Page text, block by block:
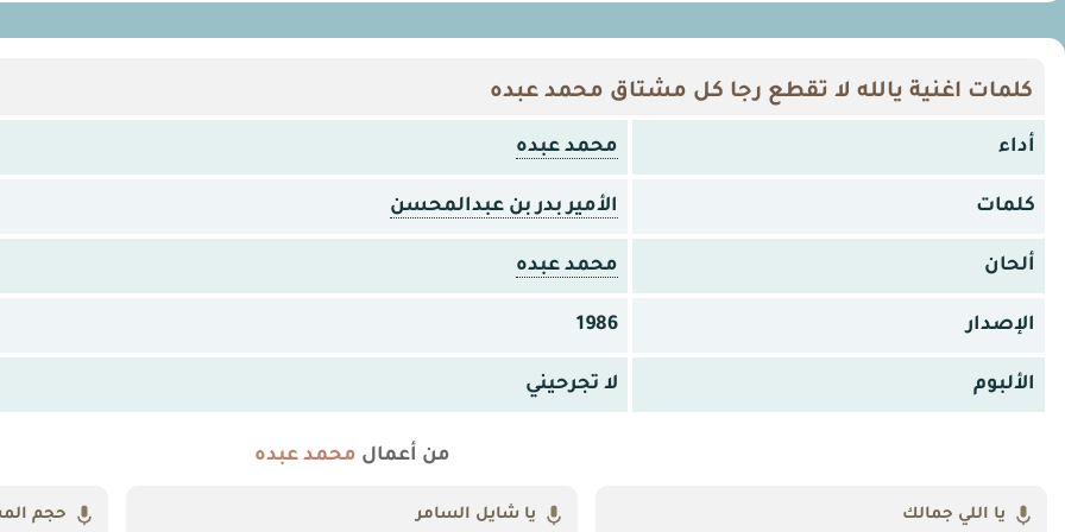
كلمات اغنية يالله لا تقطع رجا كل مشتاق محمد عبده
أداء محمد عبده
كلمات الأمير بدر بن عبدالمحسن
ألحان محمد عبده
الإصدار 1986
الألبوم لا تجرحيني
من أعمال محمد عبده
يا اللي جمالك يا شايل السامر حجم